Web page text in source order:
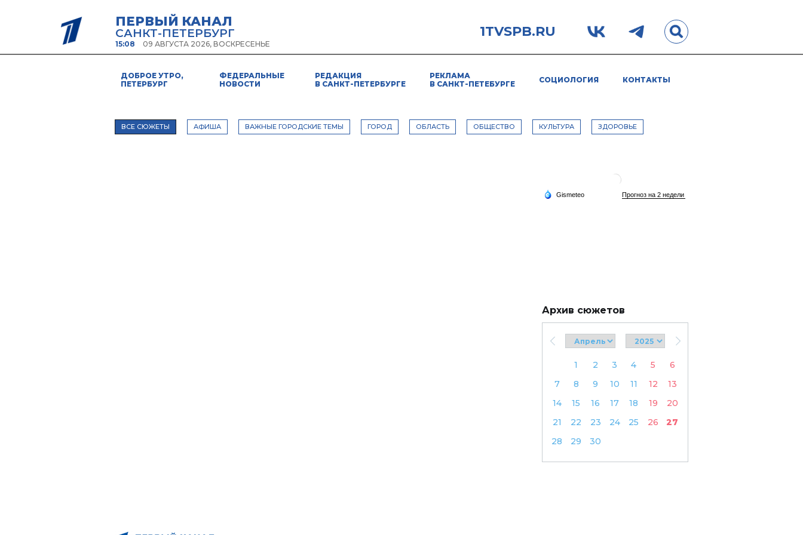
ПЕРВЫЙ КАНАЛ
САНКТ-ПЕТЕРБУРГ
15:08 09 АВГУСТА 2026, ВОСКРЕСЕНЬЕ
1TVSPB.RU
ДОБРОЕ УТРО,
ПЕТЕРБУРГ
ФЕДЕРАЛЬНЫЕ
НОВОСТИ
РЕДАКЦИЯ
В САНКТ-ПЕТЕРБУРГЕ
РЕКЛАМА
В САНКТ-ПЕТЕБУРГЕ
СОЦИОЛОГИЯ КОНТАКТЫ
ВСЕ СЮЖЕТЫ АФИША ВАЖНЫЕ ГОРОДСКИЕ ТЕМЫ ГОРОД ОБЛАСТЬ ОБЩЕСТВО КУЛЬТУРА ЗДОРОВЬЕ
Архив сюжетов
1 2 3 4 5
6
7
8 9 10 11 12
13
14
15 16 17 18 19
20
21
22 23 24 25 26
27
28
29 30